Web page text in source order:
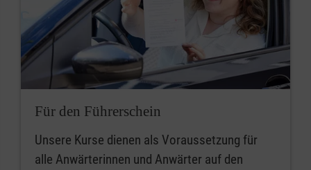
Für den Führerschein
Unsere Kurse dienen als Voraussetzung für
alle Anwärterinnen und Anwärter auf den